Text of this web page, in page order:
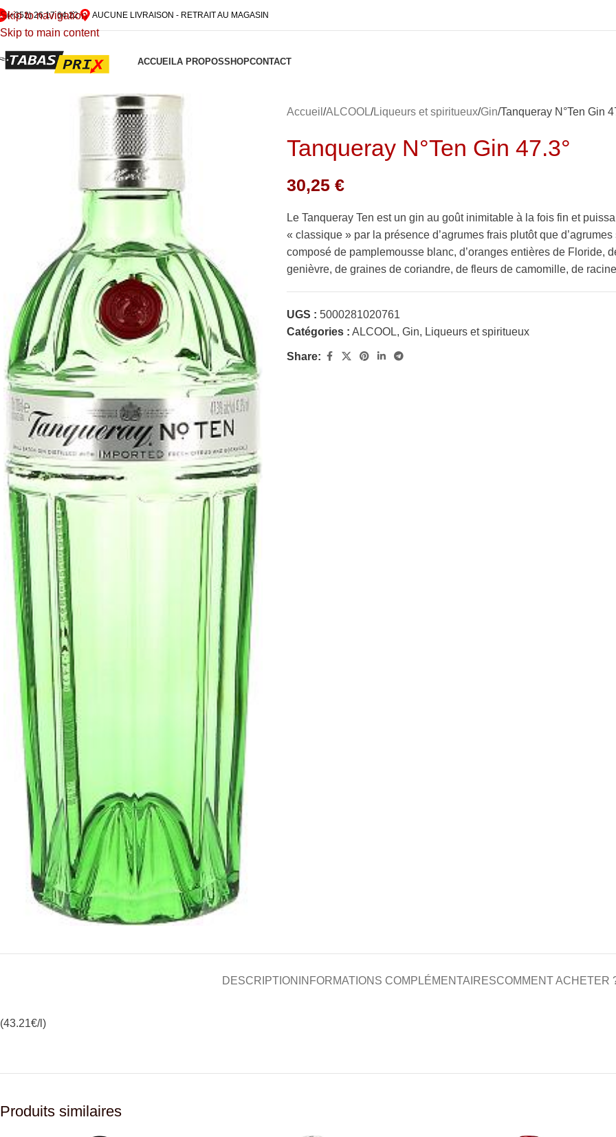
Skip to navigation
Skip to main content
(+352) 26 17 64 22 AUCUNE LIVRAISON - RETRAIT AU MAGASIN
ACCUEILA PROPOSSHOPCONTACT
Accueil ALCOOL Liqueurs et spiritueux Gin Tanqueray N°Ten Gin
Tanqueray N°Ten Gin 47.3°
30,25€
Le Tanqueray Ten est un gin au goût inimitable à la fois fin et
« classique » par la présence d’agrumes frais plutôt que
composé de pamplemousse blanc, d’oranges entières de Floride,
genièvre, de graines de coriandre, de fleurs de camomille, de
UGS :5000281020761
Catégories : ALCOOL, Gin, Liqueurs et spiritueux
Share:
DESCRIPTION INFORMATIONS COMPLÉMENTAIRESCOMMENT ACHETER
(43.21€/l)
Produits similaires